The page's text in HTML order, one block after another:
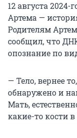
12 августа 2024-
Артема —
Родителям
сообщил, что
опознание по
— Тело, вернее
обнаружено и
Мать,
какие-то кости